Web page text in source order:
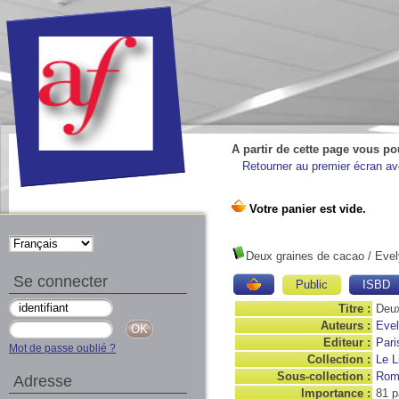
A partir de cette page vous
Retourner au premier écran
Deux graines de cacao /
Public
ISBD
Titre :
Auteurs :
Editeur :
Collection : Le
Sous-collection :
Importance : 81
Se connecter
Mot de passe oublié ?
Adresse